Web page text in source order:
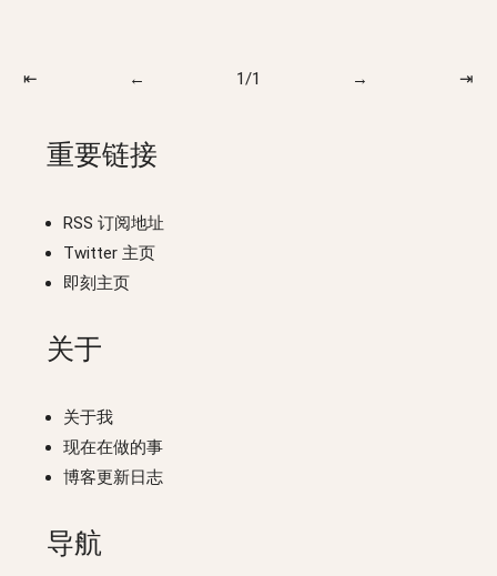
⇤ ← 1/1 → ⇥
重要链接
RSS 订阅地址
Twitter 主页
即刻主页
关于
关于我
现在在做的事
博客更新日志
导航